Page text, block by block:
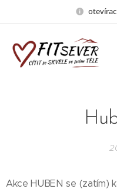
Akce HUBEN se (zatím)